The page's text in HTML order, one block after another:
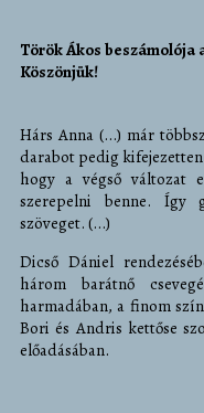
Török Ákos beszámolója
Köszönjük!
Hárs Anna (...) már
darabot pedig
hogy a végső változat
szerepelni benne. Így
szöveget. (...)
Dicső Dániel
három barátnő
harmadában, a finom
Bori és Andris kettőse
előadásában.